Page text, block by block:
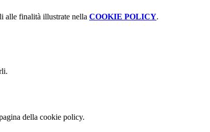
alle finalità illustrate nella COOKIE POLICY.
della cookie policy.